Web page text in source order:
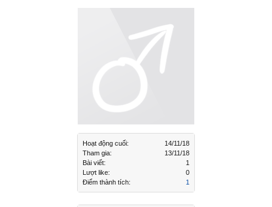
Hoạt động cuối:
14/11/18
Tham gia:
13/11/18
Bài viết:
1
Lượt like:
0
Điểm thành tích:
1